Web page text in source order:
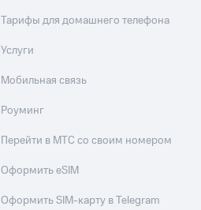
Тарифы для домашнего телефона
Услуги
Мобильная связь
Роуминг
Перейти в МТС со своим номером
Оформить eSIM
Оформить SIM-карту в Telegram